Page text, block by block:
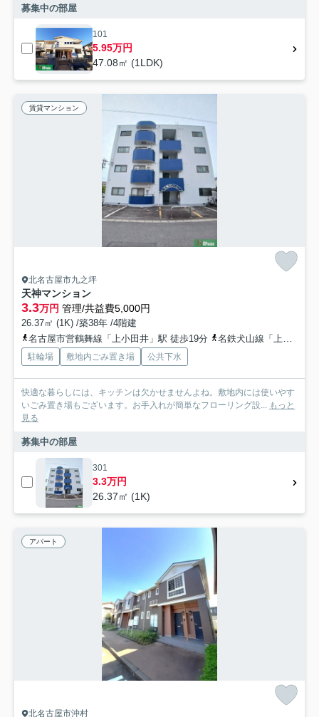
募集中の部屋
101
5.95万円
47.08㎡ (1LDK)
賃貸マンション
北名古屋市九之坪
天神マンション
3.3万円 管理/共益費5,000円
26.37㎡ (1K) /築38年 /4階建
名古屋市営鶴舞線「上小田井」駅 徒歩19分
名鉄犬山線「上小田井」駅 徒歩20分
駐輪場 敷地内ごみ置き場 公共下水
快適な暮らしには、キッチンは欠かせませんよね。敷地内には使いやす
いごみ置き場もございます。お手入れが簡単なフローリング設...
もっと
見る
募集中の部屋
301
3.3万円
26.37㎡ (1K)
アパート
北名古屋市沖村